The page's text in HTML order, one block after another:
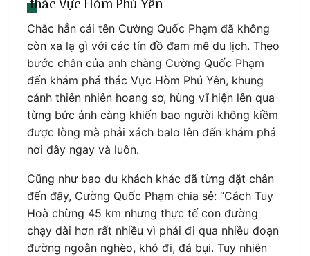
thác Vực Hòm Phú Yên
Chắc hẳn cái tên Cường Quốc Phạm đã không
còn xa lạ gì với các tín đồ đam mê du lịch. Theo
bước chân của anh chàng Cường Quốc Phạm
đến khám phá thác Vực Hòm Phú Yên, khung
cảnh thiên nhiên hoang sơ, hùng vĩ hiện lên qua
từng bức ảnh càng khiến bao người không kiềm
được lòng mà phải xách balo lên đến khám phá
nơi đây ngay và luôn.
Cũng như bao du khách khác đã từng đặt chân
đến đây, Cường Quốc Phạm chia sẻ: “Cách Tuy
Hoà chừng 45 km nhưng thực tế con đường
chạy dài hơn rất nhiều vì phải đi qua nhiều đoạn
đường ngoằn nghèo, khó đi, đá bụi. Tuy nhiên